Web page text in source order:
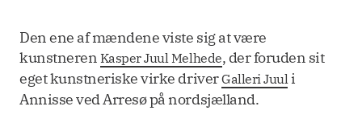
Den ene af mændene viste sig at være
kunstneren Kasper Juul Melhede, der foruden sit
eget kunstneriske virke driverGalleri Juuli
Annisse ved Arresø på nordsjælland.